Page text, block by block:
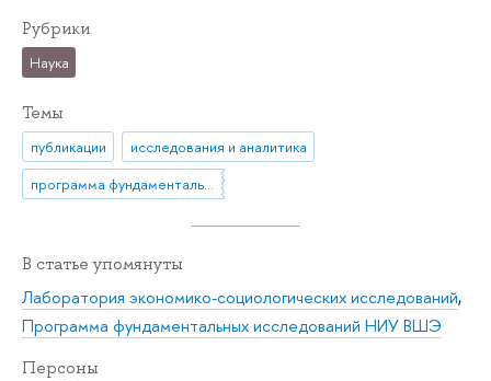
Рубрики
Наука
Темы
публикации
исследования и аналитика
программа фундаментальных исследований
В статье упомянуты
Лаборатория экономико-социологических исследований,
Программа фундаментальных исследований НИУ ВШЭ
Персоны